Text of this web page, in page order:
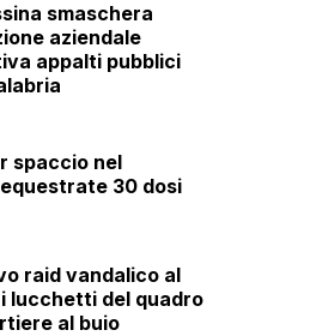
smaschera
aziendale
appalti pubblici
spaccio nel
30 dosi
raid vandalico al
lucchetti del quadro
al buio